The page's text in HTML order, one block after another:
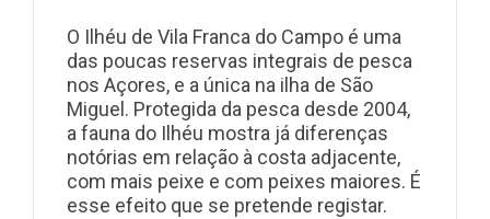
O Ilhéu de Vila Franca do Campo é uma
das poucas reservas integrais de pesca
nos Açores, e a única na ilha de São
Miguel. Protegida da pesca desde 2004,
a fauna do Ilhéu mostra já diferenças
notórias em relação à costa adjacente,
com mais peixe e com peixes maiores. É
esse efeito que se pretende registar.